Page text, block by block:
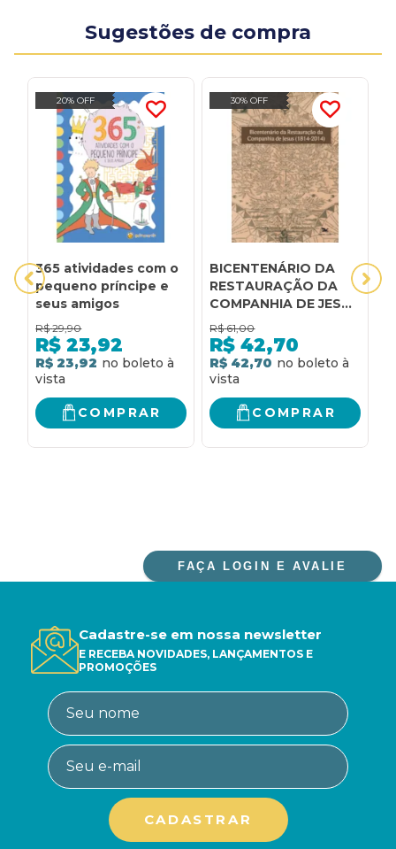
Sugestões de compra
20% OFF
365 atividades com o
pequeno príncipe e
seus amigos
R$ 29,90
R$ 23,92
R$ 23,92
COMPRAR
30% OFF
BICENTENÁRIO DA
RESTAURAÇÃO DA
COMPANHIA DE JESUS
(1814-2014): ANAIS DO
SIMPÓSIO NACIONAL
REALIZADO POR
OCASIÃO DO
RESTAURAÇÃO DA
COMPANHIA DE JESUS
- 8 A 10 DE MAIO DE
R$ 61,00
R$ 42,70
R$ 42,70
COMPRAR
FAÇA LOGIN E AVALIE
Cadastre-se em nossa newsletter
E RECEBA NOVIDADES, LANÇAMENTOS E
PROMOÇÕES